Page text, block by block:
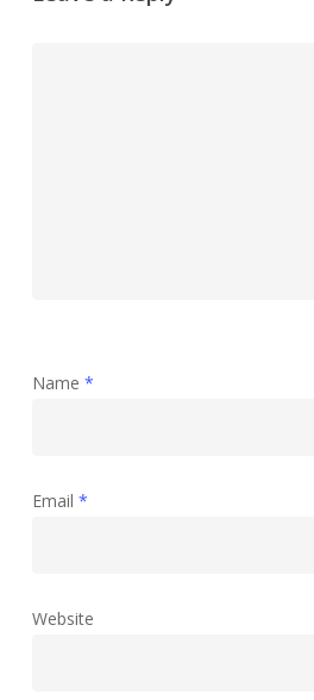
Name *
Email *
Website